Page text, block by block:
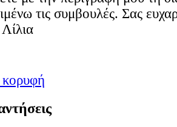
τις συμβουλές. Σας
κορυφή